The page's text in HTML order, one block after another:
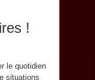
!
le quotidien
situations